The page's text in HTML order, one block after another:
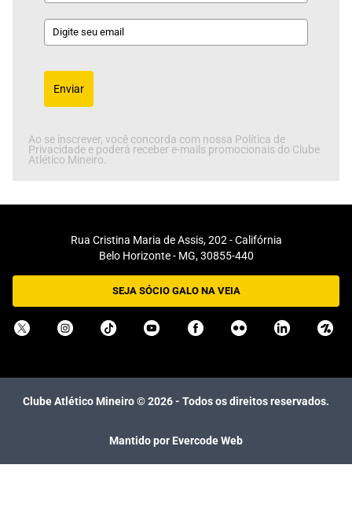
Enviar
Ao se inscrever, você concorda com nossa Política de
Privacidade e poderá receber e-mails promocionais do Clube
Atlético Mineiro.
Rua Cristina Maria de Assis, 202 - Califórnia
Belo Horizonte - MG, 30855-440
SEJA SÓCIO GALO NA VEIA
Clube Atlético Mineiro ©2026- Todos os direitos reservados.
Mantido por Evercode Web